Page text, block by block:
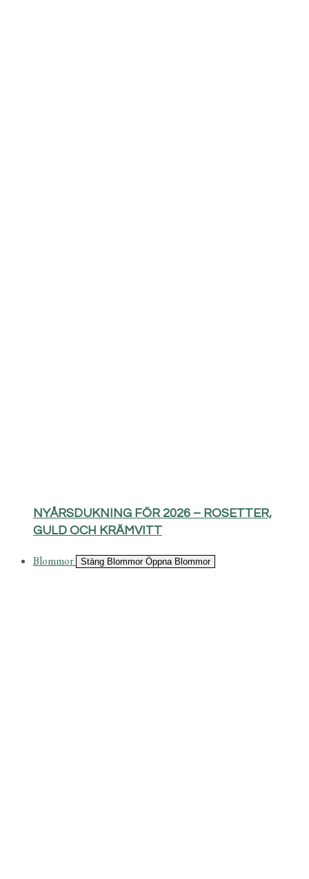
NYÅRSDUKNING FÖR 2026 – ROSETTER,
GULD OCH KRÄMVITT
Blommor Stäng Blommor Öppna Blommor